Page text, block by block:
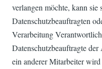
verlangen möchte, kann sie
Datenschutzbeauftragten
Verarbeitung
Datenschutzbeauftragte
ein anderer Mitarbeiter